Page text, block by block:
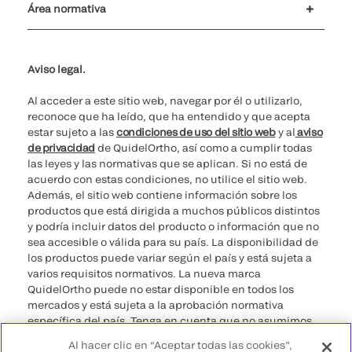
Área normativa
Aviso legal.
Al acceder a este sitio web, navegar por él o utilizarlo,
reconoce que ha leído, que ha entendido y que acepta
estar sujeto a lascondiciones de uso del sitio weby alaviso
de privacidad de QuidelOrtho, así como a cumplir todas
las leyes y las normativas que se aplican. Si no está de
acuerdo con estas condiciones, no utilice el sitio web.
Además, el sitio web contiene información sobre los
productos que está dirigida a muchos públicos distintos
y podría incluir datos del producto o información que no
sea accesible o válida para su país. La disponibilidad de
los productos puede variar según el país y está sujeta a
varios requisitos normativos. La nueva marca
QuidelOrtho puede no estar disponible en todos los
mercados y está sujeta a la aprobación normativa
específica del país. Tenga en cuenta que no asumimos
Al hacer clic en “Aceptar todas las cookies”,